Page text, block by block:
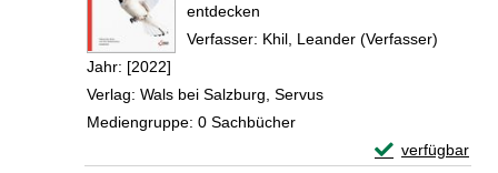
entdecken
Verfasser: Khil, Leander (Verfasser)
Jahr: [2022]
Verlag: Wals bei Salzburg, Servus
Mediengruppe: 0 Sachbücher
verfügbar
Exemplar-